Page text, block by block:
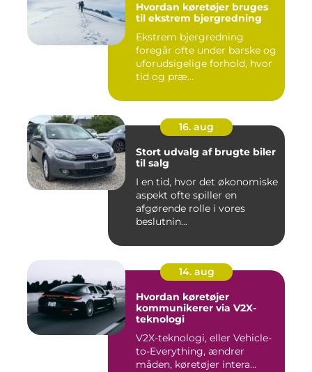
Hvordan køretøjer bruges
til ekstrem bjergredning
Ekstrem bjergredning
foregår ofte under barske og
uforudsigelige forhold, hvor
tid og præ...
16. aug
Stort udvalg af brugte biler
til salg
I en tid, hvor det økonomiske
aspekt ofte spiller en
afgørende rolle i vores
beslutnin...
14. aug
Hvordan køretøjer
kommunikerer via V2X-
teknologi
V2X-teknologi, eller Vehicle-
to-Everything, ændrer
måden, køretøjer intera...